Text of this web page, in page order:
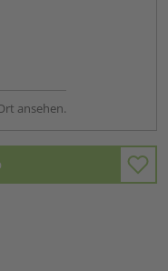
ansehen.